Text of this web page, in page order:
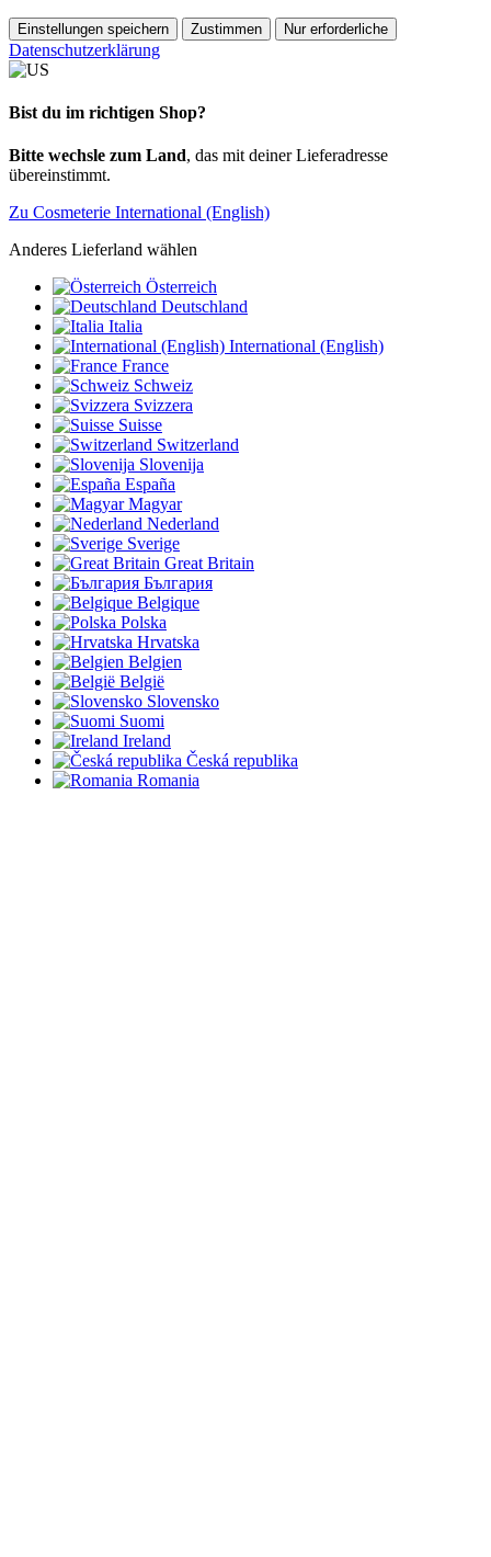
Einstellungen speichern Zustimmen Nur erforderliche
Datenschutzerklärung
Bist du im richtigen Shop?
Bitte wechsle zum Land, das mit deiner Lieferadresse
übereinstimmt.
Zu Cosmeterie International (English)
Anderes Lieferland wählen
Österreich
Deutschland
Italia
International (English)
France
Schweiz
Svizzera
Suisse
Switzerland
Slovenija
España
Magyar
Nederland
Sverige
Great Britain
България
Belgique
Polska
Hrvatska
Belgien
België
Slovensko
Suomi
Ireland
Česká republika
Romania